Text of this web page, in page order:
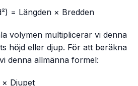
= Längden × Bredden
volymen multiplicerar vi denna
höjd eller djup. För att beräkna
denna allmänna formel:
× Djupet